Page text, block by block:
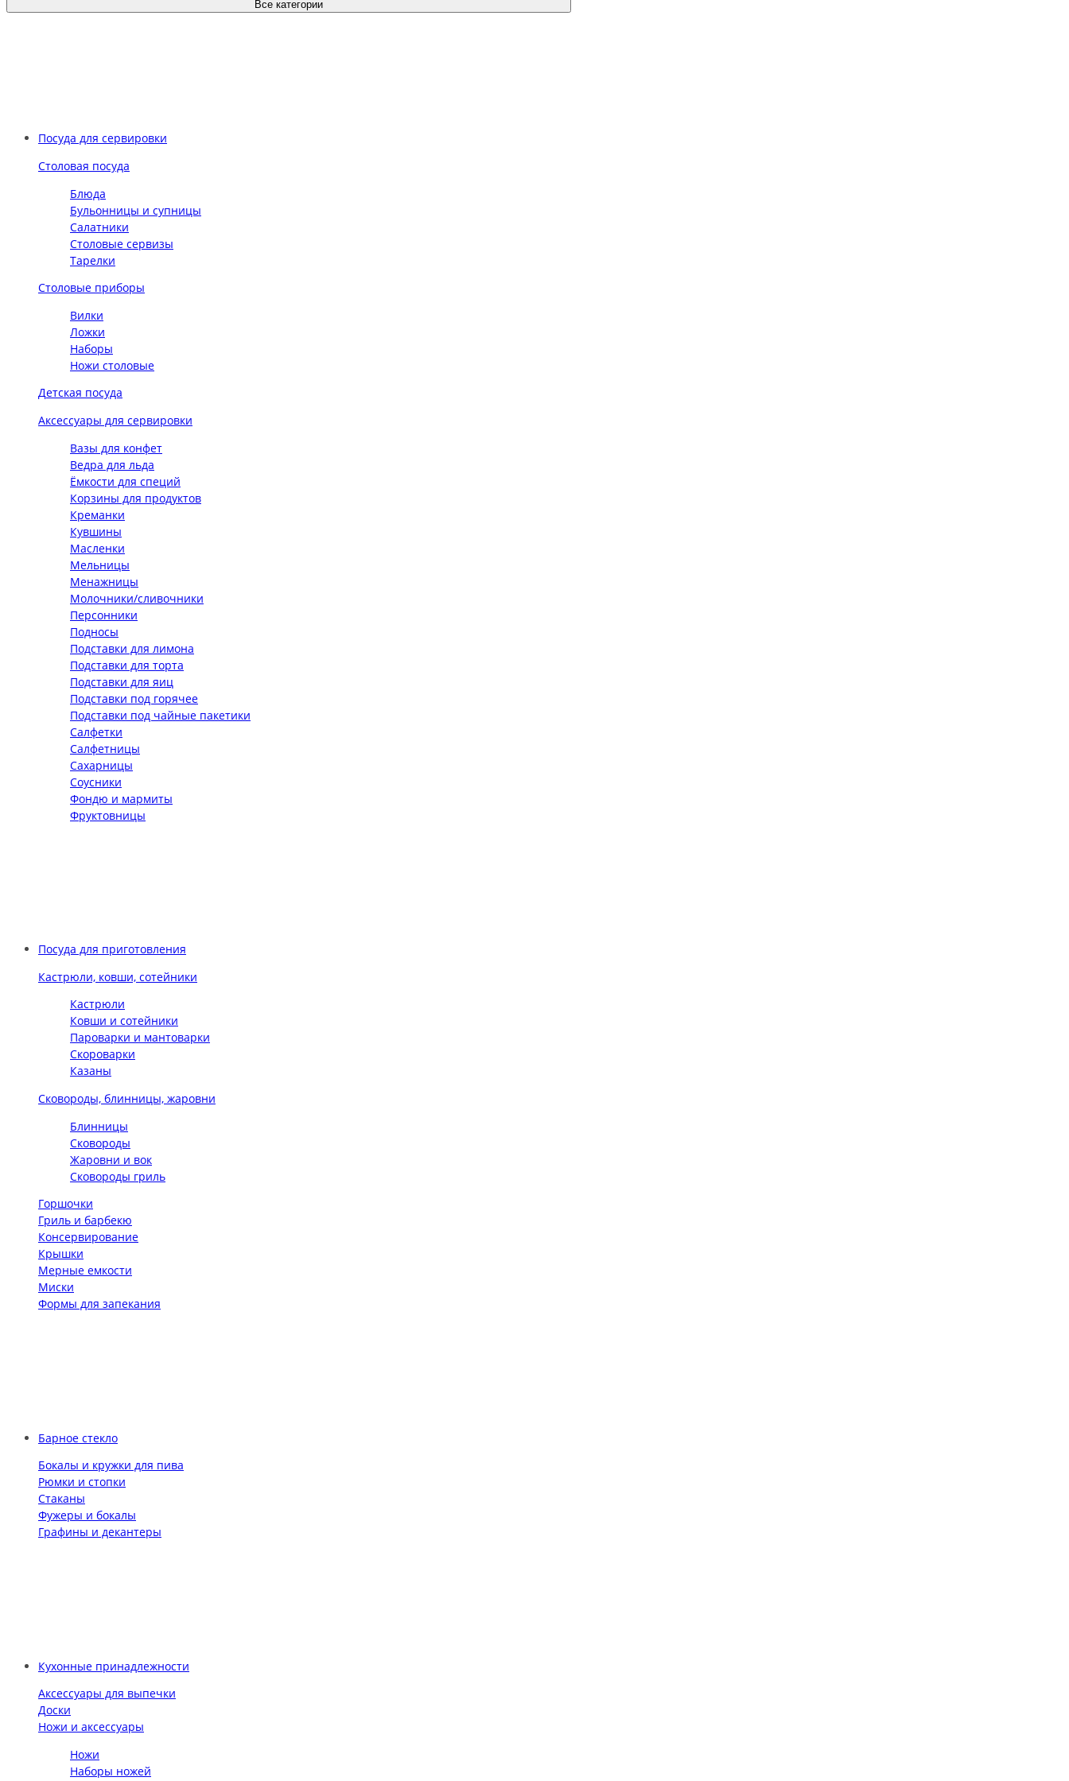
Все категории
Посуда для сервировки
Столовая посуда
Блюда
Бульонницы и супницы
Салатники
Столовые сервизы
Тарелки
Столовые приборы
Вилки
Ложки
Наборы
Ножи столовые
Детская посуда
Аксессуары для сервировки
Вазы для конфет
Ведра для льда
Ёмкости для специй
Корзины для продуктов
Креманки
Кувшины
Масленки
Мельницы
Менажницы
Молочники/сливочники
Персонники
Подносы
Подставки для лимона
Подставки для торта
Подставки для яиц
Подставки под горячее
Подставки под чайные пакетики
Салфетки
Салфетницы
Сахарницы
Соусники
Фондю и мармиты
Фруктовницы
Посуда для приготовления
Кастрюли, ковши, сотейники
Кастрюли
Ковши и сотейники
Пароварки и мантоварки
Скороварки
Казаны
Сковороды, блинницы, жаровни
Блинницы
Сковороды
Жаровни и вок
Сковороды гриль
Горшочки
Гриль и барбекю
Консервирование
Крышки
Мерные емкости
Миски
Формы для запекания
Барное стекло
Бокалы и кружки для пива
Рюмки и стопки
Стаканы
Фужеры и бокалы
Графины и декантеры
Кухонные принадлежности
Аксессуары для выпечки
Доски
Ножи и аксессуары
Ножи
Наборы ножей